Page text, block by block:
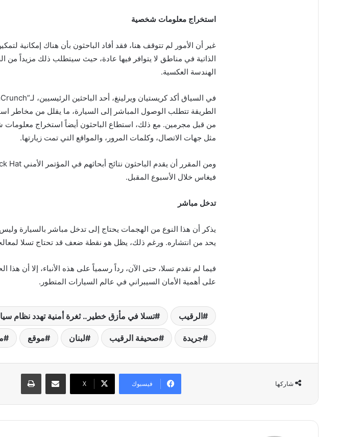
استخراج معلومات شخصية
غير أن الأمور لم تتوقف هنا، فقد أفاد الباحثون بأن هناك إمكانية
الذاتية في مناطق لا يتوافر فيها عادة، حيث سيتطلب ذلك مزيداً من
الهندسة العكسية.
الطريقة تتطلب الوصول المباشر إلى السيارة، ما يقلل من مخاطر
من قبل مجرمين. مع ذلك، استطاع الباحثون أيضاً استخراج معلومات
مثل جهات الاتصال، وكلمات المرور، والمواقع التي تمت زيارتها.
فيغاس خلال الأسبوع المقبل.
تدخل مباشر
يذكر أن هذا النوع من الهجمات يحتاج إلى تدخل مباشر بالسيارة وليس
يحد من انتشاره. ورغم ذلك، يظل هو نقطة ضعف قد تحتاج تسلا
فيما لم تقدم تسلا، حتى الآن، رداً رسمياً على هذه الأنباء، إلا أن
على أهمية الأمان السيبراني في عالم السيارات المتطور.
الرقيب تسلا في مأزق خطير.. ثغرة أمنية تهدد نظام
جريدة صحيفة الرقيب لبنان موقع
شاركها فيسبوك X